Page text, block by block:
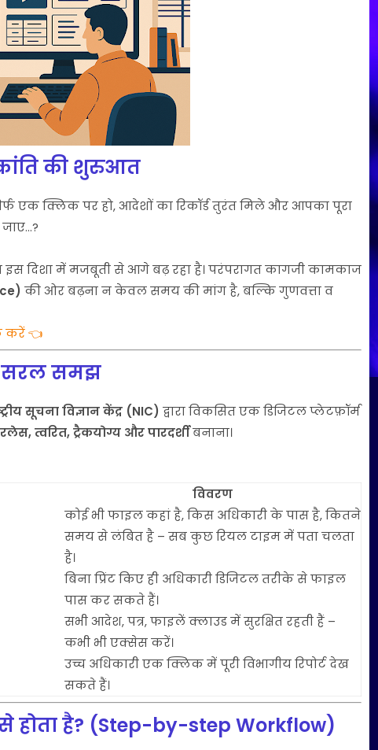
की शुरुआत
एक क्लिक पर हो, आदेशों का रिकॉर्ड तुरंत मिले और आपका पूरा
इस दिशा में मजबूती से आगे बढ़ रहा है। परंपरागत कागजी कामकाज
की ओर बढ़ना न केवल समय की मांग है, बल्कि गुणवत्ता व
करें 👈
सरल समझ
सूचना विज्ञान केंद्र (NIC) द्वारा विकसित एक डिजिटल प्लेटफ़ॉर्म
त्वरित, ट्रैकयोग्य और पारदर्शीबनाना।
विवरण
कोई भी फाइल कहां है, किस अधिकारी के पास है, कितने
समय से लंबित है – सब कुछ रियल टाइम में पता चलता
है।
बिना प्रिंट किए ही अधिकारी डिजिटल तरीके से फाइल
पास कर सकते हैं।
सभी आदेश, पत्र, फाइलें क्लाउड में सुरक्षित रहती हैं –
कभी भी एक्सेस करें।
उच्च अधिकारी एक क्लिक में पूरी विभागीय रिपोर्ट देख
सकते हैं।
है? (Step-by-step Workflow)